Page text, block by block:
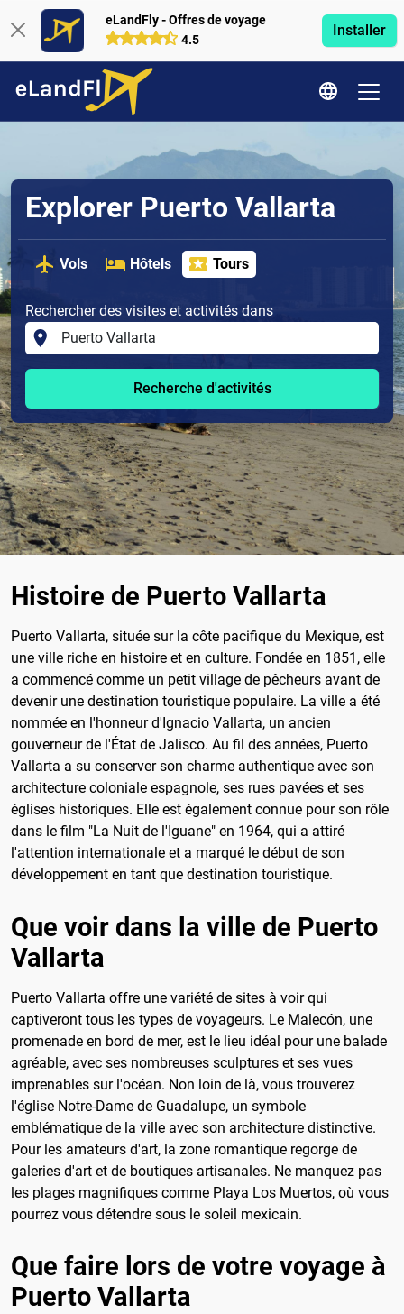
eLandFly - Offres de voyage
4.5
Installer
Explorer Puerto Vallarta
Vols Hôtels Tours
Rechercher des visites et activités dans
Recherche d'activités
Histoire de Puerto Vallarta
Puerto Vallarta, située sur la côte pacifique du Mexique, est
une ville riche en histoire et en culture. Fondée en 1851, elle
a commencé comme un petit village de pêcheurs avant de
devenir une destination touristique populaire. La ville a été
nommée en l'honneur d'Ignacio Vallarta, un ancien
gouverneur de l'État de Jalisco. Au fil des années, Puerto
Vallarta a su conserver son charme authentique avec son
architecture coloniale espagnole, ses rues pavées et ses
églises historiques. Elle est également connue pour son rôle
dans le film "La Nuit de l'Iguane" en 1964, qui a attiré
l'attention internationale et a marqué le début de son
développement en tant que destination touristique.
Que voir dans la ville de Puerto
Vallarta
Puerto Vallarta offre une variété de sites à voir qui
captiveront tous les types de voyageurs. Le Malecón, une
promenade en bord de mer, est le lieu idéal pour une balade
agréable, avec ses nombreuses sculptures et ses vues
imprenables sur l'océan. Non loin de là, vous trouverez
l'église Notre-Dame de Guadalupe, un symbole
emblématique de la ville avec son architecture distinctive.
Pour les amateurs d'art, la zone romantique regorge de
galeries d'art et de boutiques artisanales. Ne manquez pas
les plages magnifiques comme Playa Los Muertos, où vous
pourrez vous détendre sous le soleil mexicain.
Que faire lors de votre voyage à
Puerto Vallarta